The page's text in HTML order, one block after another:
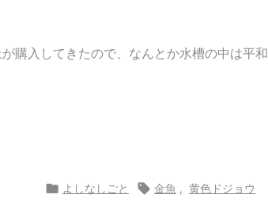
購入してきたので、なんとか水槽の中は平和
 よしなしごと  金魚 , 黄色ドジョウ